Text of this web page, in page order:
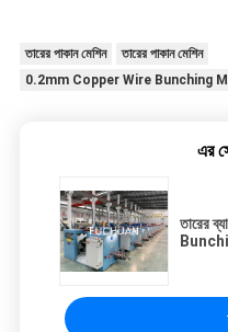
তারের পাকান মেশিন
তারের পাকান মেশিন
0.2mm Copper Wire Bunching
এর
তারের